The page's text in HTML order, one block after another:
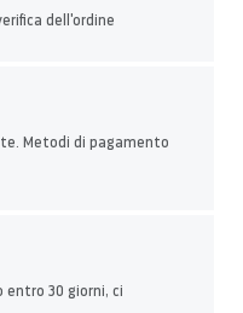
dell'ordine
Metodi di pagamento
entro 30 giorni, ci